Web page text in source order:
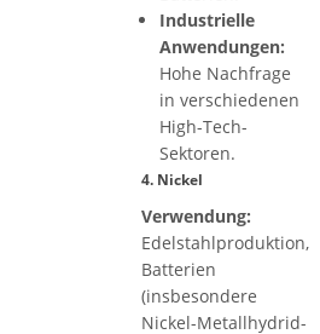
Industrielle
Anwendungen:
Hohe Nachfrage
in verschiedenen
High-Tech-
Sektoren.
4. Nickel
Verwendung:
Edelstahlproduktion,
Batterien
(insbesondere
Nickel-Metallhydrid-